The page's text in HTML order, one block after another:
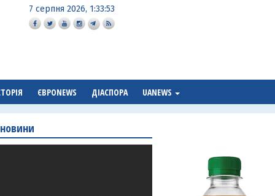
7 серпня 2026, 1:33:55
ЄВРОNEWS ДІАСПОРА UANEWS